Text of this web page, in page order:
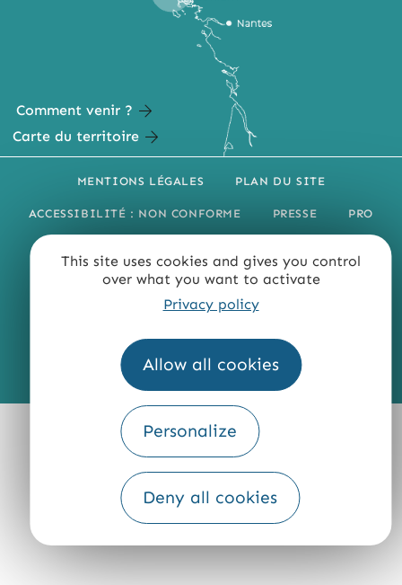
This site uses cookies and gives you control
over what you want to activate
Privacy policy
Allow all cookies
Personalize
Deny all cookies
Comment venir ?
Carte du territoire
MENTIONS LÉGALES PLAN DU SITE
ACCESSIBILITÉ : NON CONFORME PRESSE PRO
Fourni par